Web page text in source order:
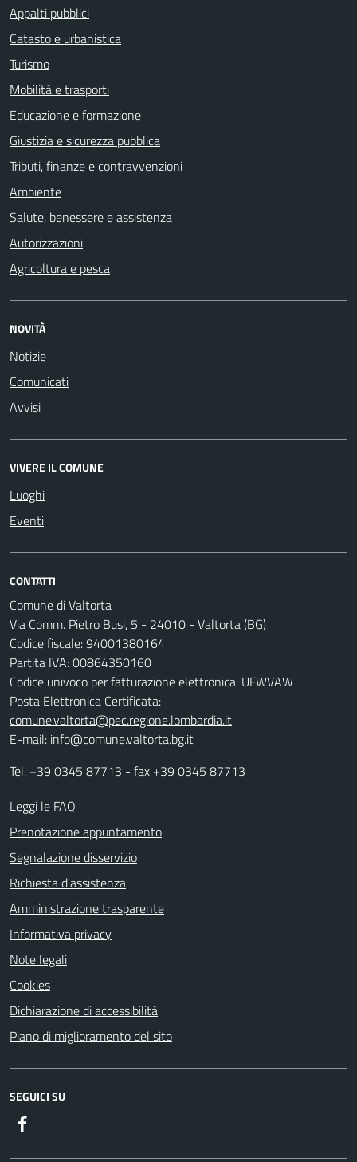
Appalti pubblici
Catasto e urbanistica
Turismo
Mobilità e trasporti
Educazione e formazione
Giustizia e sicurezza pubblica
Tributi, finanze e contravvenzioni
Ambiente
Salute, benessere e assistenza
Autorizzazioni
Agricoltura e pesca
NOVITÀ
Notizie
Comunicati
Avvisi
VIVERE IL COMUNE
Luoghi
Eventi
CONTATTI
Comune di Valtorta
Via Comm. Pietro Busi, 5 - 24010 - Valtorta (BG)
Codice fiscale: 94001380164
Partita IVA: 00864350160
Codice univoco per fatturazione elettronica: UFWVAW
Posta Elettronica Certificata:
comune.valtorta@pec.regione.lombardia.it
E-mail: info@comune.valtorta.bg.it
Tel. +39 0345 87713 - fax +39 0345 87713
Leggi le FAQ
Prenotazione appuntamento
Segnalazione disservizio
Richiesta d'assistenza
Amministrazione trasparente
Informativa privacy
Note legali
Cookies
Dichiarazione di accessibilità
Piano di miglioramento del sito
SEGUICI SU